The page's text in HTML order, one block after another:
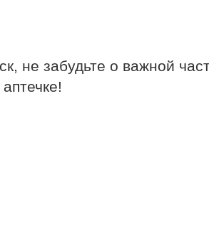
не забудьте о важной